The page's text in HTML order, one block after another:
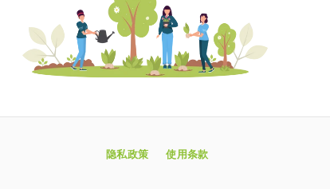
隐私政策 使用条款